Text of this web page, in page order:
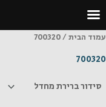
לתוכן
עמוד הבית/ 700320
700320